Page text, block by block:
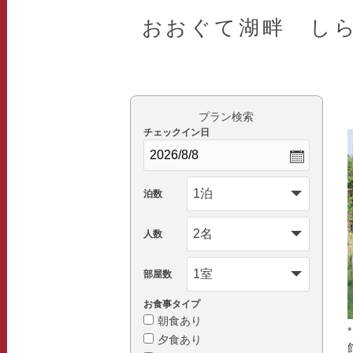
おおぐて湖畔 し
プラン検索
チェックイン日
泊数
人数
部屋数
お食事タイプ
朝食あり
夕食あり